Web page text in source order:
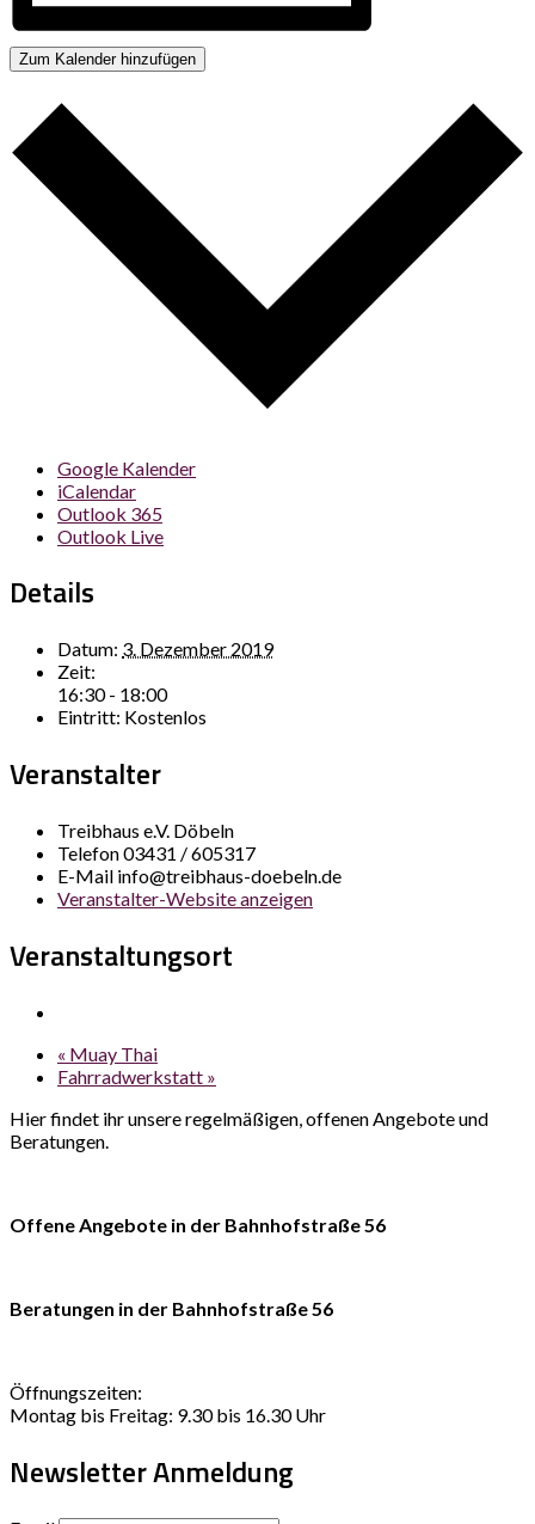
Zum Kalender hinzufügen
Google Kalender
iCalendar
Outlook 365
Outlook Live
Details
Datum: 3. Dezember 2019
Zeit:
16:30 - 18:00
Eintritt: Kostenlos
Veranstalter
Treibhaus e.V. Döbeln
Telefon03431 / 605317
E-Mail info@treibhaus-doebeln.de
Veranstalter-Website anzeigen
Veranstaltungsort
« Muay Thai
Fahrradwerkstatt »
Hier findet ihr unsere regelmäßigen, offenen Angebote und
Beratungen.
Offene Angebote in der Bahnhofstraße 56
Beratungen in der Bahnhofstraße 56
Öffnungszeiten:
Montag bis Freitag: 9.30 bis 16.30 Uhr
Newsletter Anmeldung